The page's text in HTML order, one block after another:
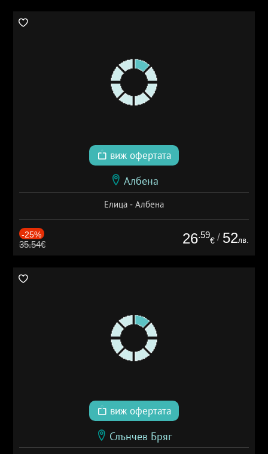
виж офертата
Албена
Елица - Албена
-25%
35.54€ 26.59
€ / 52лв.
виж офертата
Слънчев Бряг